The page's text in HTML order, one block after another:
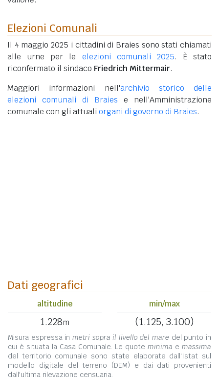
Elezioni Comunali
Il 4 maggio 2025 i cittadini di Braies sono stati chiamati
alle urne per le elezioni comunali 2025. È stato
riconfermato il sindaco Friedrich Mittermair.
Maggiori informazioni nell'archivio storico delle
elezioni comunali di Braies e nell'Amministrazione
comunale con gli attuali organi di governo di Braies.
Dati geografici
altitudine
1.228m
min/max
(1.125, 3.100)
Misura espressa in metri sopra il livello del mare del punto in
cui è situata la Casa Comunale. Le quote minima e massima
del territorio comunale sono state elaborate dall'Istat sul
modello digitale del terreno (DEM) e dai dati provenienti
dall'ultima rilevazione censuaria.